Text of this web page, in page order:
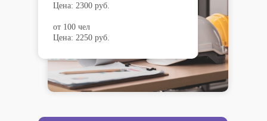
Цена: 2300 руб.
от 100 чел
Цена: 2250 руб.